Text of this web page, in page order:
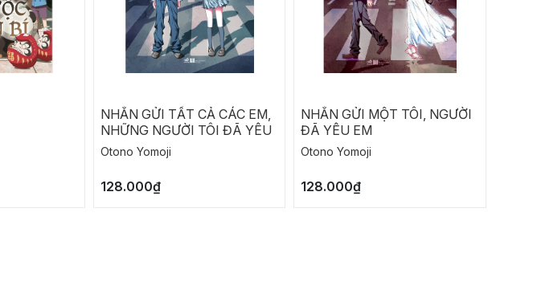
NHẮN GỬI TẤT CẢ CÁC EM,
NHỮNG NGƯỜI TÔI ĐÃ YÊU
Otono Yomoji
128.000₫
NHẮN GỬI MỘT TÔI, NGƯỜI
ĐÃ YÊU EM
Otono Yomoji
128.000₫